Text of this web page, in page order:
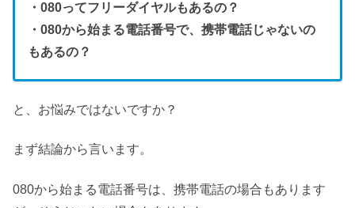
・080ってフリーダイヤルもあるの？
・080から始まる電話番号で、携帯電話じゃないの
もあるの？
と、お悩みではないですか？
まず結論から言います。
080から始まる電話番号は、携帯電話の場合もあります